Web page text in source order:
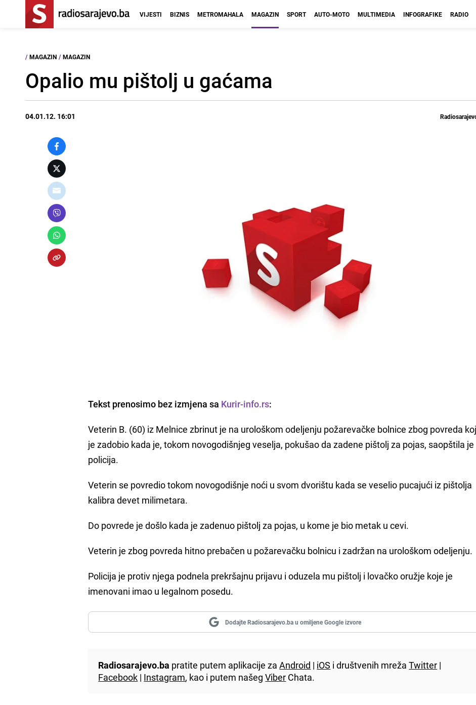
VIJESTI BIZNIS METROMAHALA MAGAZIN SPORT AUTO-MOTO MULTIMEDIA INFOGRAFIKE RADIO
/ MAGAZIN / MAGAZIN
Opalio mu pištolj u gaćama
04.01.12. 16:01
Tekst prenosimo bez izmjena sa Kurir-info.rs:
Veterin B. (60) iz Melnice zbrinut je na urološkom odeljenju požarevačke bolnice zbog povreda
je zadobio kada je, tokom novogodišnjeg veselja, pokušao da zadene pištolj za pojas, saopštila je
policija.
Veterin se povredio tokom novogodišnje noći u svom dvorištu kada se veselio pucajući iz pištolja
kalibra devet milimetara.
Do povrede je došlo kada je zadenuo pištolj za pojas, u kome je bio metak u cevi.
Veterin je zbog povreda hitno prebačen u požarevačku bolnicu i zadržan na urološkom odeljenju.
Policija je protiv njega podnela prekršajnu prijavu i oduzela mu pištolj i lovačko oružje koje je
imenovani imao u legalnom posedu.
Dodajte Radiosarajevo.ba u omiljene Google izvore
Radiosarajevo.ba pratite putem aplikacije zaAndroid | iOS i društvenih mrežaTwitter |
Facebook | Instagram, kao i putem našegViber Chata.